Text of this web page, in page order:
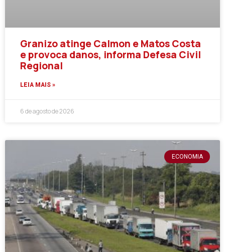
Granizo atinge Calmon e Matos Costa
e provoca danos, informa Defesa Civil
Regional
LEIA MAIS »
6 de agosto de 2026
ECONOMIA